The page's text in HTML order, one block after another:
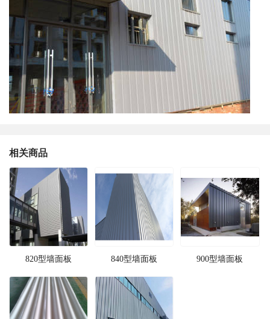
相关商品
820型墙面板 840型墙面板 900型墙面板